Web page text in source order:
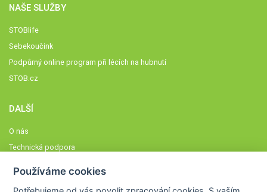
NAŠE SLUŽBY
STOBlife
Sebekoučink
Podpůrný online program při lécích na hubnutí
STOB.cz
DALŠÍ
O nás
Technická podpora
Používáme cookies